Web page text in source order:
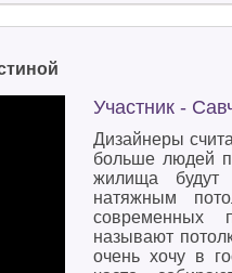
Участник -
Дизайнеры
больше людей
жилища будут
натяжным
современных
называют
очень хочу в